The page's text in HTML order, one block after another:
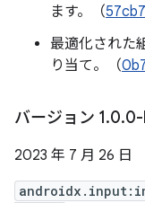
ます。（
最適化された
り当て。（
バージョン 1.0.
2023 年 7 月 26 日